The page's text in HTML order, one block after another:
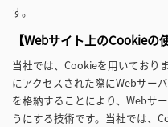
す。
【Webサイト上のCookieの
当社では、Cookieを用いており
にアクセスされた際にWebサー
を格納することにより、Webサ
うにする技術です。当社では、